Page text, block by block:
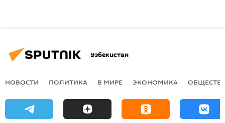
Узбекистан
НОВОСТИ ПОЛИТИКА В МИРЕ ЭКОНОМИКА